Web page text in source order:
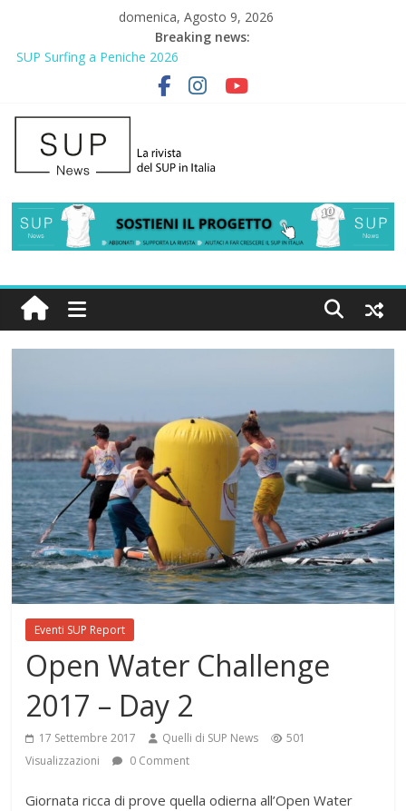
domenica, Agosto 9, 2026
Breaking news:
SUP Surfing a Peniche 2026
AirSUP a Gallico: prima storica gara per Reggio Calabria
Gallico Paddle Fest 2026: sul lungomare di Gallico torna la festa
del SUP
Porto Selvaggio, a lezione di soccorso con la giornata della
prevenzione
2° Urban Sup Trophy: la regata solidale per lo IOR
Eventi SUP Report
Open Water Challenge
2017 – Day 2
17 Settembre 2017 Quelli di SUP News
501
Visualizzazioni
0 Comment
Giornata ricca di prove quella odierna all’Open Water